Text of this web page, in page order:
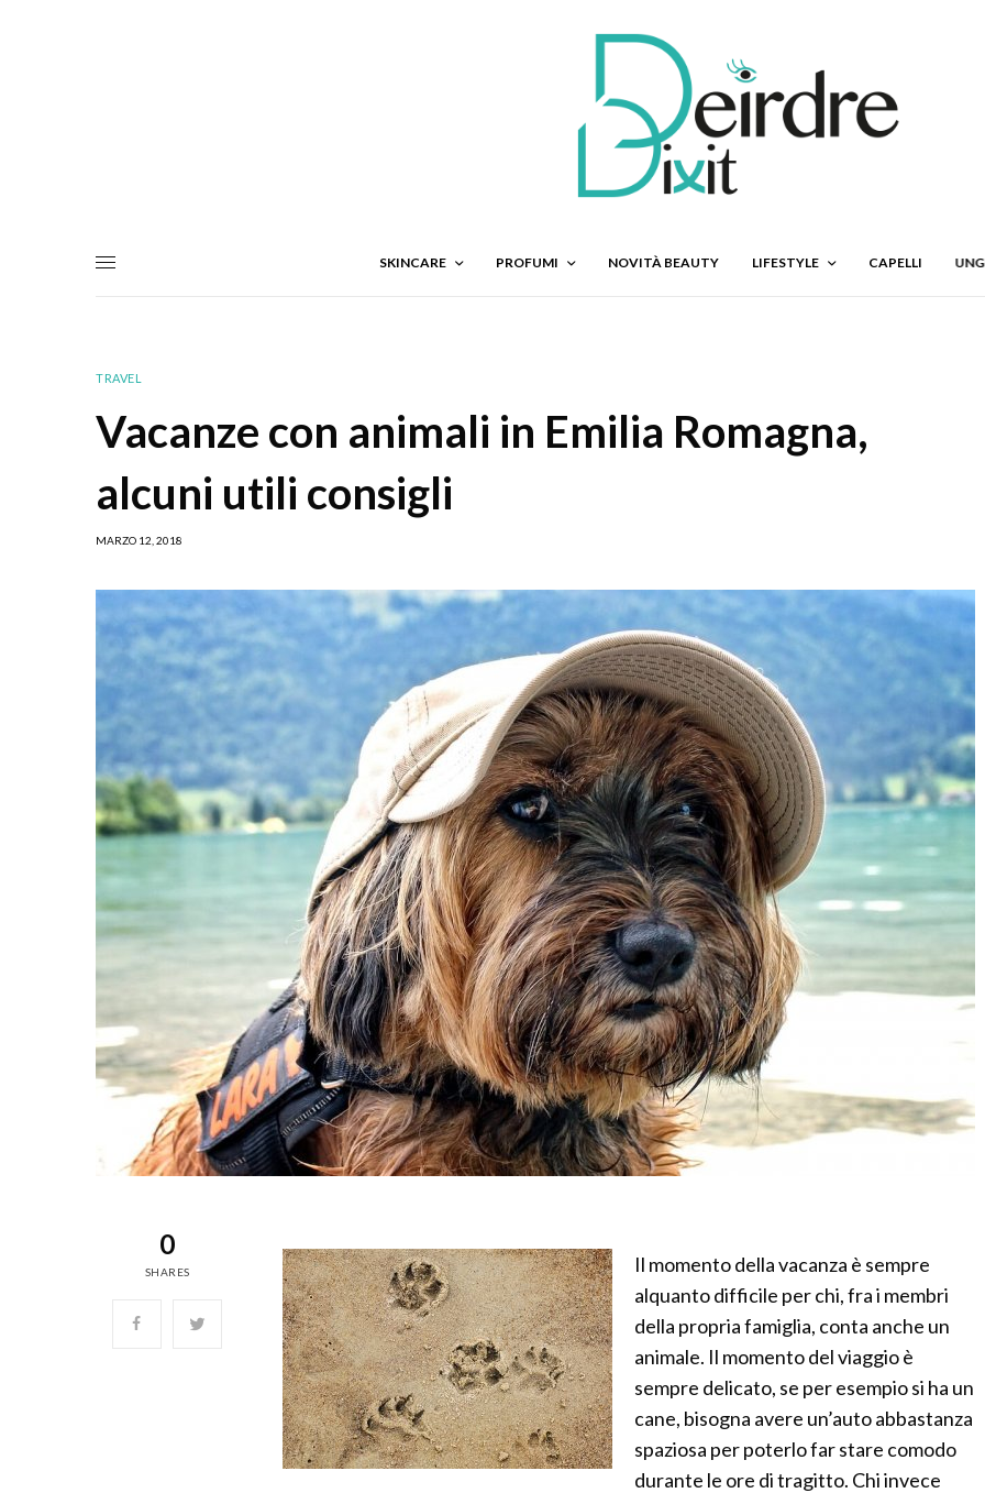
SKINCARE PROFUMI NOVITÀ BEAUTY LIFESTYLE CAPELLI
TRAVEL
Vacanze con animali in Emilia Romagna,
alcuni utili consigli
MARZO 12, 2018
0
SHARES
Il momento della vacanza è sempre
alquanto difficile per chi, fra i membri
della propria famiglia, conta anche un
animale. Il momento del viaggio è
sempre delicato, se per esempio si ha un
cane, bisogna avere un’auto abbastanza
spaziosa per poterlo far stare comodo
durante le ore di tragitto. Chi invece